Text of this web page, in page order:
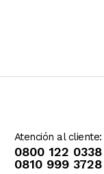
Atención al cliente:
0800 122 0338
0810 999 3728